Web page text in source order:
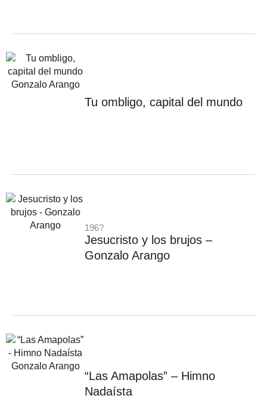
Tu ombligo, capital del mundo
196?
Jesucristo y los brujos –
Gonzalo Arango
“Las Amapolas” – Himno
Nadaísta